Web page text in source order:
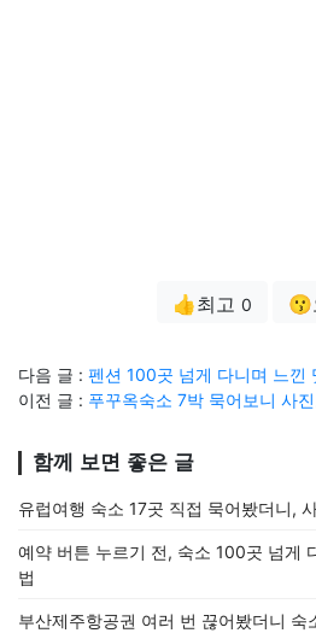
👍최고 0 😗
다음 글 : 펜션 100곳 넘게 다니며 느낀
이전 글 : 푸꾸옥숙소 7박 묵어보니 사
함께 보면 좋은 글
유럽여행 숙소 17곳 직접 묵어봤더니,
예약 버튼 누르기 전, 숙소 100곳 넘게
법
부산제주항공권 여러 번 끊어봤더니 숙